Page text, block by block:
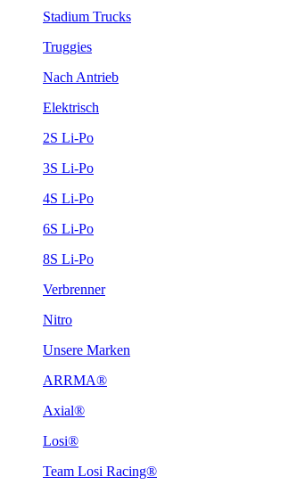
Stadium Trucks
Truggies
Nach Antrieb
Elektrisch
2S Li-Po
3S Li-Po
4S Li-Po
6S Li-Po
8S Li-Po
Verbrenner
Nitro
Unsere Marken
ARRMA®
Axial®
Losi®
Team Losi Racing®